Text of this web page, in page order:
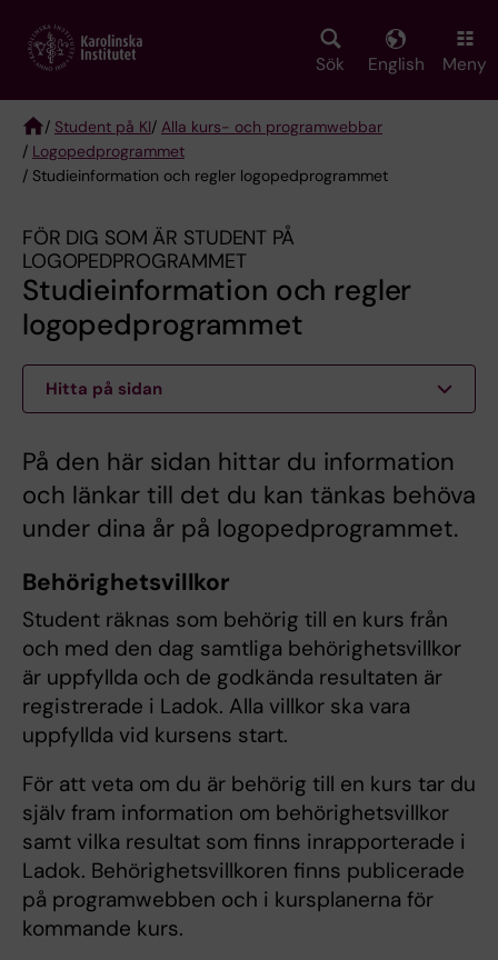
main
Sök English Meny
Breadcrumb
/ Student på KI/ Alla kurs- och programwebbar
/ Logopedprogrammet
/ Studieinformation och regler logopedprogrammet
FÖR DIG SOM ÄR STUDENT PÅ
LOGOPEDPROGRAMMET
Studieinformation och regler
logopedprogrammet
Hitta på sidan
På den här sidan hittar du information
och länkar till det du kan tänkas behöva
under dina år på logopedprogrammet.
Behörighetsvillkor
Student räknas som behörig till en kurs från
och med den dag samtliga behörighetsvillkor
är uppfyllda och de godkända resultaten är
registrerade i Ladok. Alla villkor ska vara
uppfyllda vid kursens start.
För att veta om du är behörig till en kurs tar du
själv fram information om behörighetsvillkor
samt vilka resultat som finns inrapporterade i
Ladok. Behörighetsvillkoren finns publicerade
på programwebben och i kursplanerna för
kommande kurs.